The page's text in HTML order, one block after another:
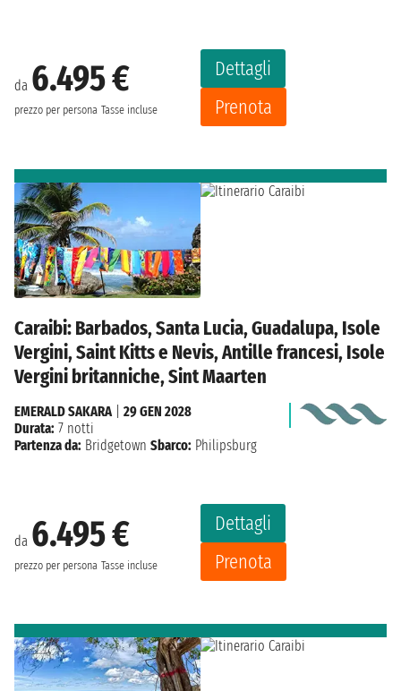
da 6.495 €
prezzo per persona Tasse incluse
Dettagli
Prenota
Caraibi: Barbados, Santa Lucia, Guadalupa, Isole
Vergini, Saint Kitts e Nevis, Antille francesi, Isole
Vergini britanniche, Sint Maarten
da 6.495 €
prezzo per persona Tasse incluse
Dettagli
Prenota
EMERALD SAKARA| 29 GEN 2028
Durata: 7 notti
Partenza da: Bridgetown Sbarco: Philipsburg